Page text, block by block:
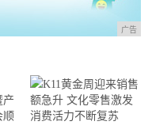
广告